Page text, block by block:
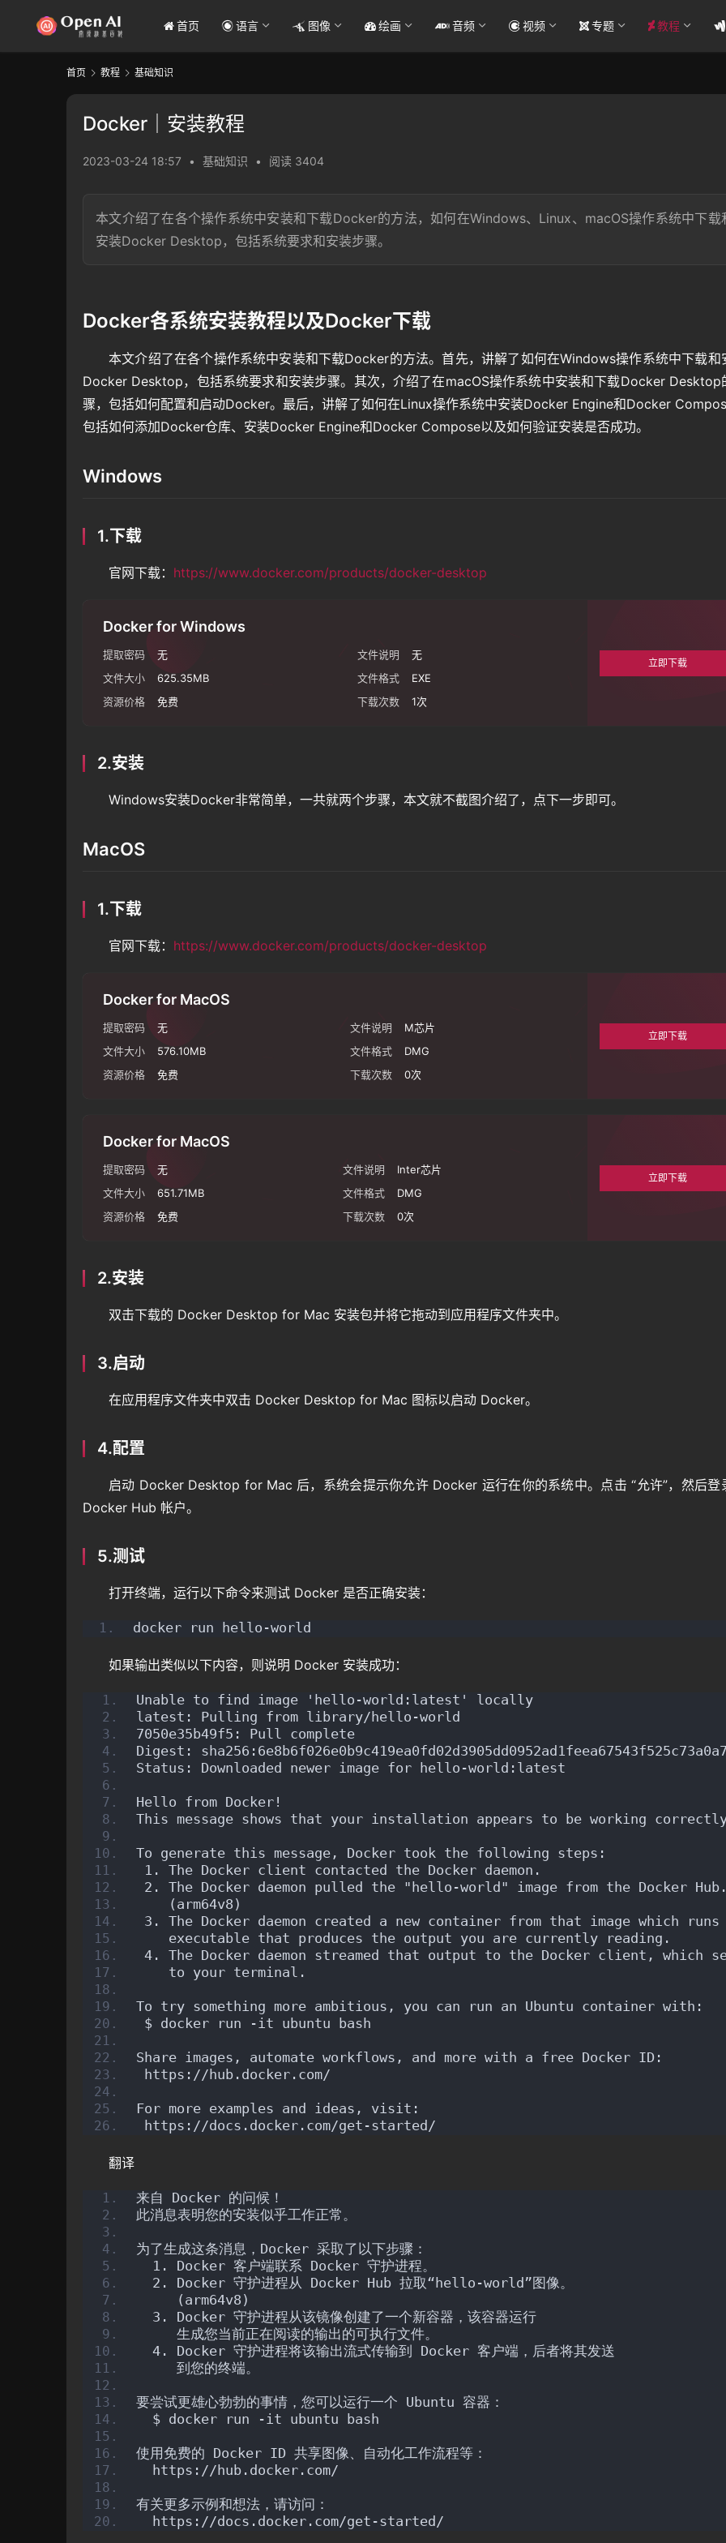
首页 语言 图像 绘画 音频 视频 专题 教程
首页 教程 基础知识
Docker｜安装教程
2023-03-24 18:57 • 基础知识 • 阅读 3404
本文介绍了在各个操作系统中安装和下载Docker的方法，如何在Windows、Linux、macOS操作系统中下载
安装Docker Desktop，包括系统要求和安装步骤。
Docker各系统安装教程以及Docker下载
本文介绍了在各个操作系统中安装和下载Docker的方法。首先，讲解了如何在Windows操作系统中下载和
Docker Desktop，包括系统要求和安装步骤。其次，介绍了在macOS操作系统中安装和下载Docker Desktop
骤，包括如何配置和启动Docker。最后，讲解了如何在Linux操作系统中安装Docker Engine和Docker
包括如何添加Docker仓库、安装Docker Engine和Docker Compose以及如何验证安装是否成功。
Windows
1.下载
官网下载： https://www.docker.com/products/docker-desktop
Docker for Windows
提取密码 无 文件说明
无
文件大小
625.35MB 文件格式
EXE
资源价格
免费 下载次数 1次
立即下载
2.安装
Windows安装Docker非常简单，一共就两个步骤，本文就不截图介绍了，点下一步即可。
MacOS
1.下载
官网下载： https://www.docker.com/products/docker-desktop
Docker for MacOS
提取密码 无 文件说明
M芯片
文件大小
576.10MB 文件格式
DMG
资源价格
免费 下载次数 0次
立即下载
Docker for MacOS
提取密码 无 文件说明
Inter芯片
文件大小
651.71MB 文件格式
DMG
资源价格
免费 下载次数 0次
立即下载
2.安装
双击下载的 Docker Desktop for Mac 安装包并将它拖动到应用程序文件夹中。
3.启动
在应用程序文件夹中双击 Docker Desktop for Mac 图标以启动 Docker。
4.配置
启动 Docker Desktop for Mac 后，系统会提示你允许 Docker 运行在你的系统中。点击 “允许”，然后登
Docker Hub 帐户。
5.测试
打开终端，运行以下命令来测试 Docker 是否正确安装：
docker run hello-world
如果输出类似以下内容，则说明 Docker 安装成功：
Unable to find image 'hello-world:latest' locally
latest: Pulling from library/hello-world
7050e35b49f5: Pull complete
Digest:
Status: Downloaded newer image for hello-world:latest
Hello from Docker!
This message shows that your installation appears to be working
To generate this message, Docker took the following steps:
1. The Docker client contacted the Docker daemon.
2. The Docker daemon pulled the "hello-world" image from the Docker Hub.
    (arm64v8)
3. The Docker daemon created a new container from that image which runs
    executable that produces the output you are currently reading.
4. The Docker daemon streamed that output to the Docker client, which
    to your terminal.
To try something more ambitious, you can run an Ubuntu container with:
$ docker run -it ubuntu bash
Share images, automate workflows, and more with a free Docker ID:
https://hub.docker.com/
For more examples and ideas, visit:
https://docs.docker.com/get-started/
翻译
来自 Docker 的问候！
此消息表明您的安装似乎工作正常。
为了生成这条消息，Docker 采取了以下步骤：
  1. Docker 客户端联系 Docker 守护进程。
  2. Docker 守护进程从 Docker Hub 拉取“hello-world”图像。
     (arm64v8)
  3. Docker 守护进程从该镜像创建了一个新容器，该容器运行
     生成您当前正在阅读的输出的可执行文件。
  4. Docker 守护进程将该输出流式传输到 Docker 客户端，后者将其发送
     到您的终端。
要尝试更雄心勃勃的事情，您可以运行一个 Ubuntu 容器：
  $ docker run -it ubuntu bash
使用免费的 Docker ID 共享图像、自动化工作流程等：
  https://hub.docker.com/
有关更多示例和想法，请访问：
  https://docs.docker.com/get-started/